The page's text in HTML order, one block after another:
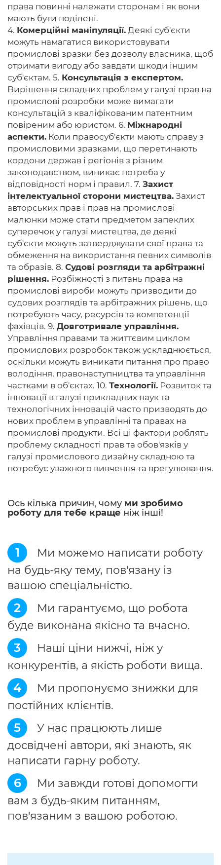
права повинні належати сторонам і як вони
мають бути поділені.
4. Комерційні маніпуляції. Деякі суб'єкти
можуть намагатися використовувати
промислові зразки без дозволу власника, щоб
отримати вигоду або завдати шкоди іншим
суб'єктам. 5. Консультація з експертом.
Вирішення складних проблем у галузі прав на
промислові розробки може вимагати
консультацій з кваліфікованим патентним
повіреним або юристом. 6. Міжнародні
аспекти. Коли правосуб'єкти мають справу з
промисловими зразками, що перетинають
кордони держав і регіонів з різним
законодавством, виникає потреба у
відповідності норм і правил. 7. Захист
інтелектуальної сторони мистецтва. Захист
авторських прав і прав на промислові
малюнки може стати предметом запеклих
суперечок у галузі мистецтва, де деякі
суб'єкти можуть затверджувати свої права та
обмеження на використання певних символів
та образів. 8. Судові розгляди та арбітражні
рішення. Розбіжності з питань права на
промислові вироби можуть призводити до
судових розглядів та арбітражних рішень, що
потребують часу, ресурсів та компетенції
фахівців. 9. Довготривале управління.
Управління правами та життєвим циклом
промислових розробок також ускладнюється,
оскільки можуть виникати питання про право
володіння, правонаступництва та управління
частками в об'єктах. 10. Технології. Розвиток та
інновації в галузі прикладних наук та
технологічних інновацій часто призводять до
нових проблем в управлінні та правах на
промислові продукти. Всі ці фактори роблять
проблему складності прав та обов'язків у
галузі промислового дизайну складною та
потребує уважного вивчення та врегулювання.
Ось кілька причин, чому ми зробимо
роботу для тебе краще ніж інші!
1
Ми можемо написати роботу
на будь-яку тему, пов'язану із
вашою спеціальністю.
2
Ми гарантуємо, що робота
буде виконана якісно та вчасно.
3
Наші ціни нижчі, ніж у
конкурентів, а якість роботи вища.
4
Ми пропонуємо знижки для
постійних клієнтів.
5
У нас працюють лише
досвідчені автори, які знають, як
написати гарну роботу.
6
Ми завжди готові допомогти
вам з будь-яким питанням,
пов'язаним з вашою роботою.